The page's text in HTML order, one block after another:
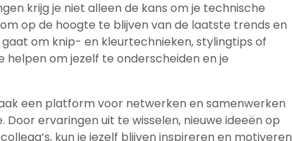
krijg je niet alleen de kans om je technische
op de hoogte te blijven van de laatste trends en
om knip- en kleurtechnieken, stylingtips of
helpen om jezelf te onderscheiden en je
een platform voor netwerken en samenwerken
ervaringen uit te wisselen, nieuwe ideeën op
kun je jezelf blijven inspireren en motiveren